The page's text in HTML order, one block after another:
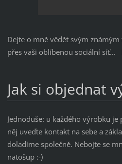
Dejte o mně vědět svým
přes vaši oblíbenou sociální síť...
Jak si objednat
Jednoduše: u každého výrobku
něj uveďte kontakt na sebe a
doladíme společně. Nebojte se
natošup :-)